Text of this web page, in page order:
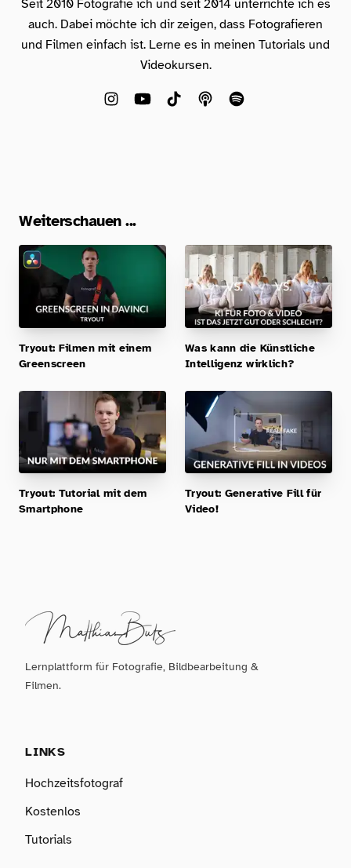
Seit 2010 Fotografie ich und seit 2014 unterrichte ich es
auch. Dabei möchte ich dir zeigen, dass Fotografieren
und Filmen einfach ist. Lerne es in meinen Tutorials und
Videokursen.
Weiterschauen ...
Tryout: Filmen mit einem
Greenscreen
Was kann die Künstliche
Intelligenz wirklich?
Tryout: Tutorial mit dem
Smartphone
Tryout: Generative Fill für
Video!
Lernplattform für Fotografie, Bildbearbeitung &
Filmen.
LINKS
Hochzeitsfotograf
Kostenlos
Tutorials